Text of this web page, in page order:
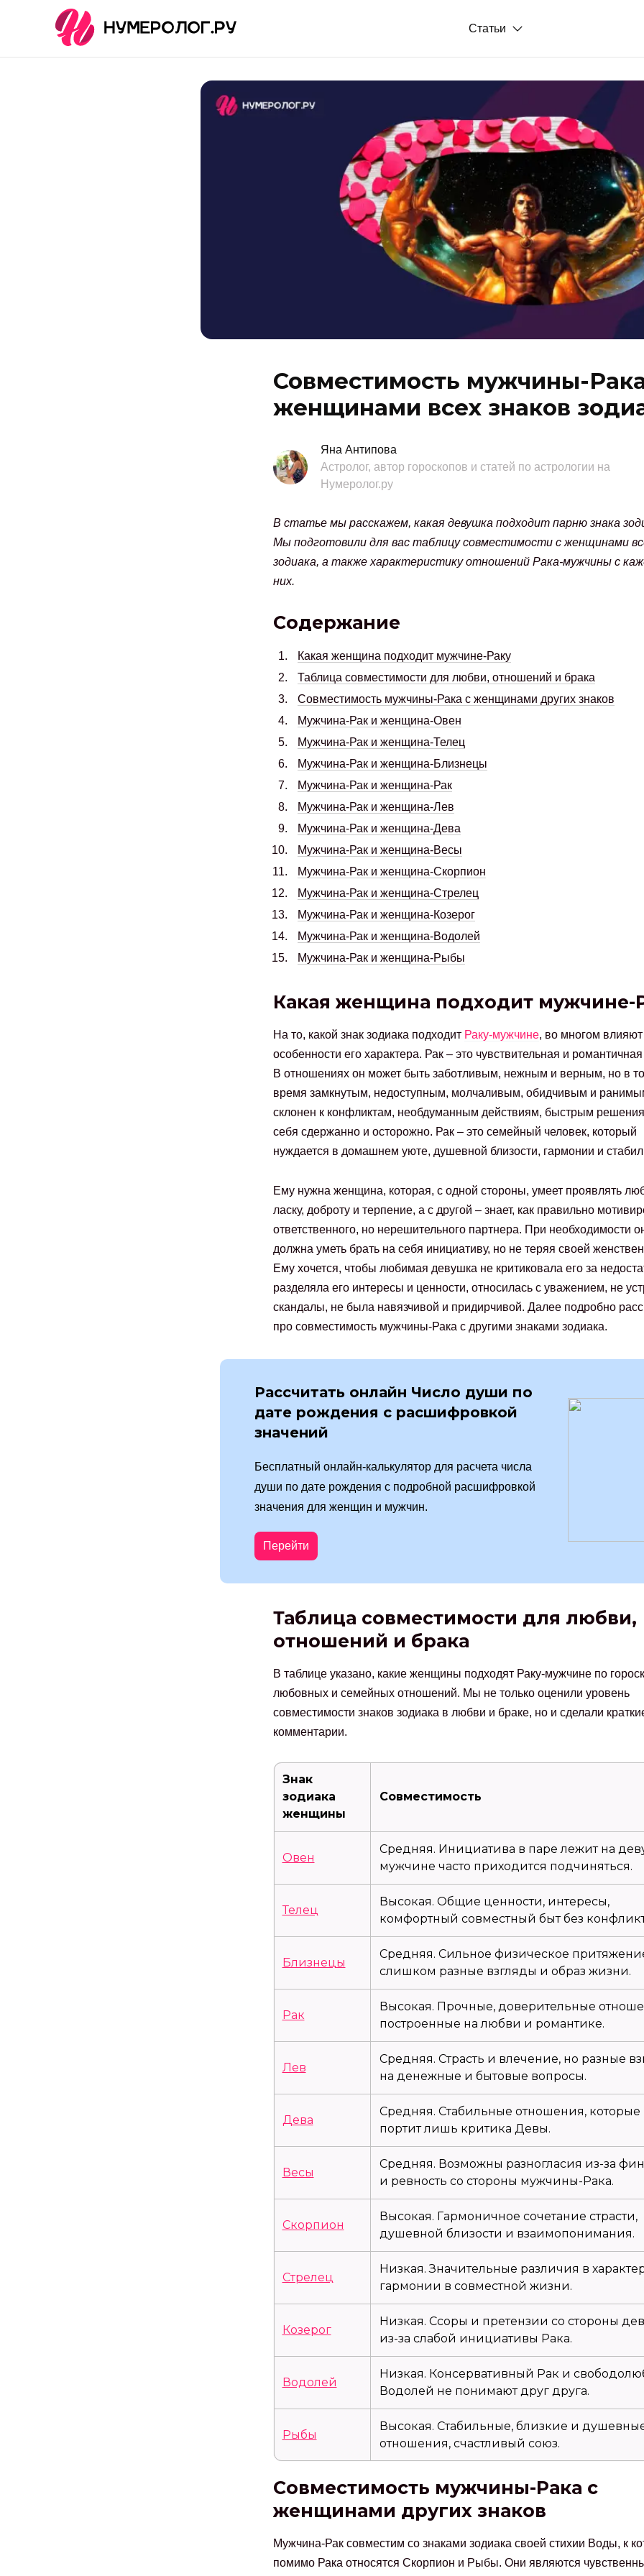
Статьи
Совместимость мужчины-
женщинами всех знаков
Яна Антипова
Астролог, автор гороскопов и статей по астрологии на
Нумеролог.ру
В статье мы расскажем, какая девушка подходит парню знака
Мы подготовили для вас таблицу совместимости с женщинами
зодиака, а также характеристику отношений Рака-мужчины с
них.
Содержание
Какая женщина подходит мужчине-Раку
Таблица совместимости для любви, отношений и брака
Совместимость мужчины-Рака с женщинами других знаков
Мужчина-Рак и женщина-Овен
Мужчина-Рак и женщина-Телец
Мужчина-Рак и женщина-Близнецы
Мужчина-Рак и женщина-Рак
Мужчина-Рак и женщина-Лев
Мужчина-Рак и женщина-Дева
Мужчина-Рак и женщина-Весы
Мужчина-Рак и женщина-Скорпион
Мужчина-Рак и женщина-Стрелец
Мужчина-Рак и женщина-Козерог
Мужчина-Рак и женщина-Водолей
Мужчина-Рак и женщина-Рыбы
Какая женщина подходит мужчине-
На то, какой знак зодиака подходит Раку-мужчине, во многом влияют
особенности его характера. Рак – это чувствительная и
В отношениях он может быть заботливым, нежным и верным, но в
время замкнутым, недоступным, молчаливым, обидчивым и
склонен к конфликтам, необдуманным действиям, быстрым
себя сдержанно и осторожно. Рак – это семейный человек, который
нуждается в домашнем уюте, душевной близости, гармонии и
Ему нужна женщина, которая, с одной стороны, умеет проявлять
ласку, доброту и терпение, а с другой – знает, как правильно
ответственного, но нерешительного партнера. При необходимости
должна уметь брать на себя инициативу, но не теряя своей
Ему хочется, чтобы любимая девушка не критиковала его за
разделяла его интересы и ценности, относилась с уважением, не
скандалы, не была навязчивой и придирчивой. Далее подробно
про совместимость мужчины-Рака с другими знаками зодиака.
Рассчитать онлайн Число души по
дате рождения с расшифровкой
значений
Бесплатный онлайн-калькулятор для расчета числа
души по дате рождения с подробной расшифровкой
значения для женщин и мужчин.
Перейти
Таблица совместимости для любви,
отношений и брака
В таблице указано, какие женщины подходят Раку-мужчине по
любовных и семейных отношений. Мы не только оценили уровень
совместимости знаков зодиака в любви и браке, но и сделали
комментарии.
Знак
зодиака
женщины
Совместимость
Овен
Средняя. Инициатива в паре лежит на
мужчине часто приходится подчиняться.
Телец
Высокая. Общие ценности, интересы,
комфортный совместный быт без
Близнецы
Средняя. Сильное физическое
слишком разные взгляды и образ жизни.
Рак
Высокая. Прочные, доверительные
построенные на любви и романтике.
Лев
Средняя. Страсть и влечение, но разные
на денежные и бытовые вопросы.
Дева
Средняя. Стабильные отношения, которые
портит лишь критика Девы.
Весы
Средняя. Возможны разногласия из-за
и ревность со стороны мужчины-Рака.
Скорпион
Высокая. Гармоничное сочетание страсти,
душевной близости и взаимопонимания.
Стрелец
Низкая. Значительные различия в
гармонии в совместной жизни.
Козерог
Низкая. Ссоры и претензии со стороны
из-за слабой инициативы Рака.
Водолей
Низкая. Консервативный Рак и
Водолей не понимают друг друга.
Рыбы
Высокая. Стабильные, близкие и
отношения, счастливый союз.
Совместимость мужчины-Рака с
женщинами других знаков
Мужчина-Рак совместим со знаками зодиака своей стихии Воды, к
помимо Рака относятся Скорпион и Рыбы. Они являются